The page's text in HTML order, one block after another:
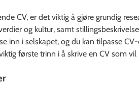
CV, er det viktig å gjøre grundig
og kultur, samt
inn i selskapet, og du kan tilpasse
første trinn i å skrive en CV som